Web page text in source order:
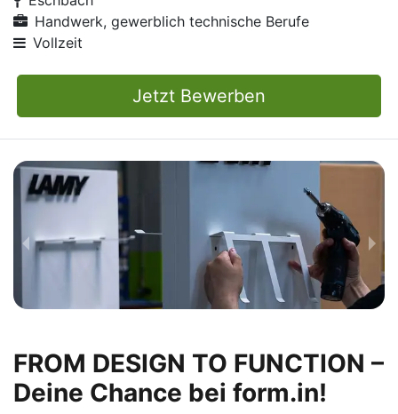
Handwerk, gewerblich technische Berufe
Vollzeit
Jetzt Bewerben
FROM DESIGN TO FUNCTION –
Deine Chance bei form.in!